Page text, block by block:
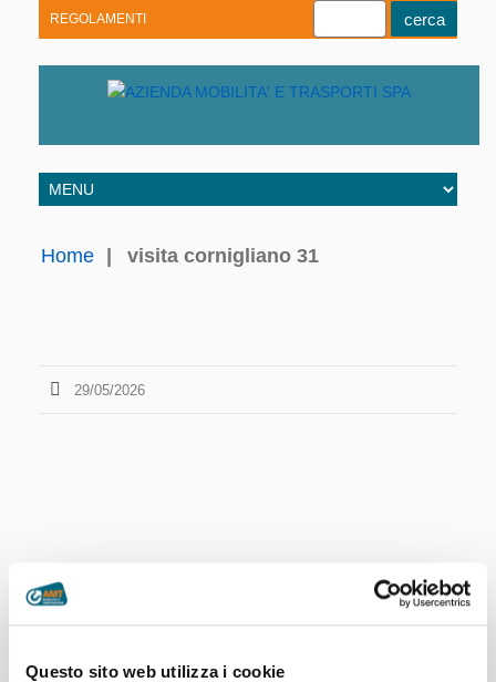
Questo sito web utilizza i cookie
REGOLAMENTI
Home visita cornigliano 31
29/05/2026